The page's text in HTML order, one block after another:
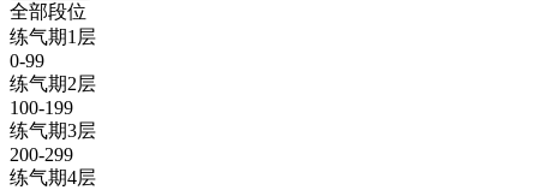
全部段位
练气期1层
0-99
练气期2层
100-199
练气期3层
200-299
练气期4层